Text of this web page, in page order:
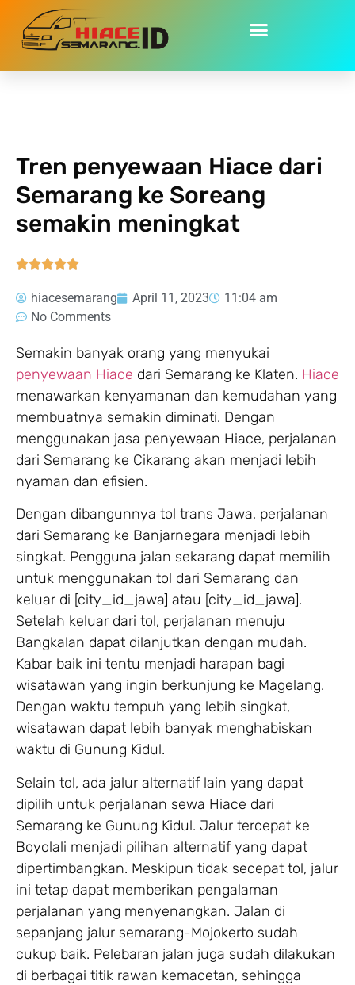
Home»Tren penyewaan Hiace dari Semarang ke Soreang
Tren penyewaan Hiace dari
Semarang ke Soreang
semakin meningkat

hiacesemarang April 11, 2023
11:04 am
No Comments
Semakin banyak orang yang menyukai
penyewaan Hiace dari Semarang ke Klaten. Hiace
menawarkan kenyamanan dan kemudahan yang
membuatnya semakin diminati. Dengan
menggunakan jasa penyewaan Hiace, perjalanan
dari Semarang ke Cikarang akan menjadi lebih
nyaman dan efisien.
Dengan dibangunnya tol trans Jawa, perjalanan
dari Semarang ke Banjarnegara menjadi lebih
singkat. Pengguna jalan sekarang dapat memilih
untuk menggunakan tol dari Semarang dan
keluar di [city_id_jawa] atau [city_id_jawa].
Setelah keluar dari tol, perjalanan menuju
Bangkalan dapat dilanjutkan dengan mudah.
Kabar baik ini tentu menjadi harapan bagi
wisatawan yang ingin berkunjung ke Magelang.
Dengan waktu tempuh yang lebih singkat,
wisatawan dapat lebih banyak menghabiskan
waktu di Gunung Kidul.
Selain tol, ada jalur alternatif lain yang dapat
dipilih untuk perjalanan sewa Hiace dari
Semarang ke Gunung Kidul. Jalur tercepat ke
Boyolali menjadi pilihan alternatif yang dapat
dipertimbangkan. Meskipun tidak secepat tol, jalur
ini tetap dapat memberikan pengalaman
perjalanan yang menyenangkan. Jalan di
sepanjang jalur semarang-Mojokerto sudah
cukup baik. Pelebaran jalan juga sudah dilakukan
di berbagai titik rawan kemacetan, sehingga